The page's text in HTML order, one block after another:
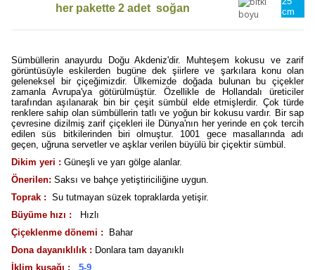
her pakette 2 adet soğan
cm
Sümbüllerin anayurdu Doğu Akdeniz'dir. Muhteşem kokusu ve zarif
görüntüsüyle eskilerden bugüne dek şiirlere ve şarkılara konu olan
geleneksel bir çiçeğimizdir. Ülkemizde doğada bulunan bu çiçekler
zamanla Avrupa'ya götürülmüştür. Özellikle de Hollandalı üreticiler
tarafından aşılanarak bin bir çeşit sümbül elde etmişlerdir. Çok türde
renklere sahip olan sümbüllerin tatlı ve yoğun bir kokusu vardır. Bir sap
çevresine dizilmiş zarif çiçekleri ile Dünya'nın her yerinde en çok tercih
edilen süs bitkilerinden biri olmuştur. 1001 gece masallarında adı
geçen, uğruna servetler ve aşklar verilen büyülü bir çiçektir sümbül.
Dikim yeri : Güneşli ve yarı gölge alanlar.
Önerilen: Saksı ve bahçe yetiştiriciliğine uygun.
Toprak : Su tutmayan süzek topraklarda yetişir.
Büyüme hızı : Hızlı
Çiçeklenme dönemi : Bahar
Dona dayanıklılık : Donlara tam dayanıklı
İklim kuşağı :
5-9